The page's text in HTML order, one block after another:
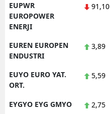
EUPWR
EUROPOWER
ENERJI
91,10
EUREN EUROPEN
ENDUSTRI
3,89
EUYO EURO YAT.
ORT.
5,59
EYGYO EYG GMYO 2,75